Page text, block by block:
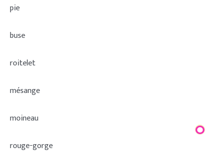
pie
buse
roitelet
mésange
moineau
rouge-gorge